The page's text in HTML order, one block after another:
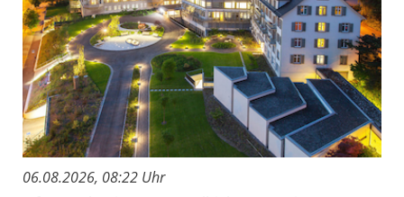
06.08.2026, 08:22 Uhr